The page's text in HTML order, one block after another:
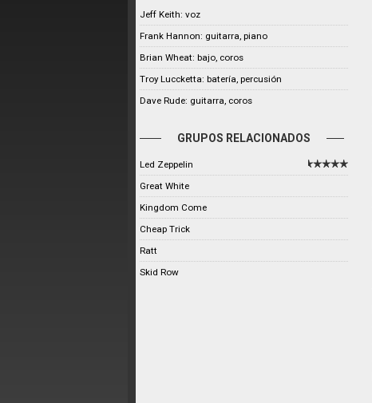
Jeff Keith: voz
Frank Hannon: guitarra, piano
Brian Wheat: bajo, coros
Troy Luccketta: batería, percusión
Dave Rude: guitarra, coros
GRUPOS RELACIONADOS
Led Zeppelin
Great White
Kingdom Come
Cheap Trick
Ratt
Skid Row